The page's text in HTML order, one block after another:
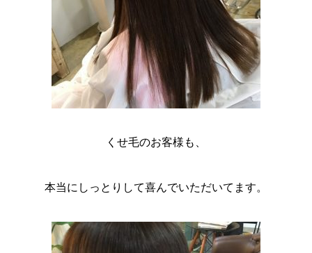
くせ毛のお客様も、
本当にしっとりして喜んでいただいてます。